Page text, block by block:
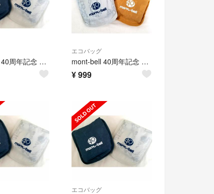
mont-bell 40周年記念 エコバッグショッピングバッグ トートバッグ 紺
エコバッグ
mont-bell 40周年記念 エコバッグショッピングバッグ トートバッグ
¥999
エコバッグ